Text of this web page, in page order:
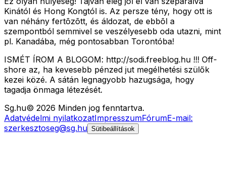
Kinától és Hong Kongtól is. Az persze tény, hogy ott is
van néhány fertõzõtt, és áldozat, de ebbõl a
szempontból semmivel se veszélyesebb oda utazni, mint
pl. Kanadába, még pontosabban Torontóba!
ISMÉT ÍROM A BLOGOM: http://sodi.freeblog.hu !!! Off-
shore az, ha kevesebb pénzed jut megélhetési szülők
kezei közé. A sátán legnagyobb hazugsága, hogy
tagadja önmaga létezését.
Sg.hu© 2026 Minden jog fenntartva.
Adatvédelmi nyilatkozatImpresszumFórumE-mail:
szerkesztoseg@sg.hu Sütibeállítások